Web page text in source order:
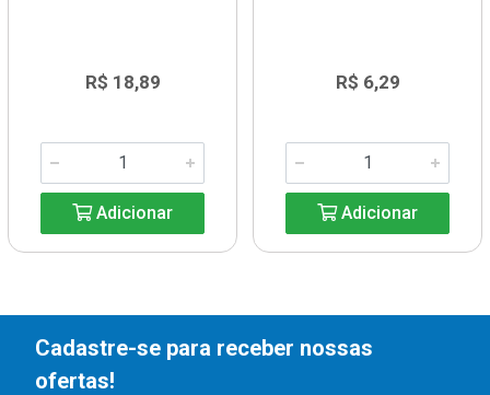
R$ 18,89
Adicionar
R$ 6,29
Adicionar
Cadastre-se para receber nossas
ofertas!